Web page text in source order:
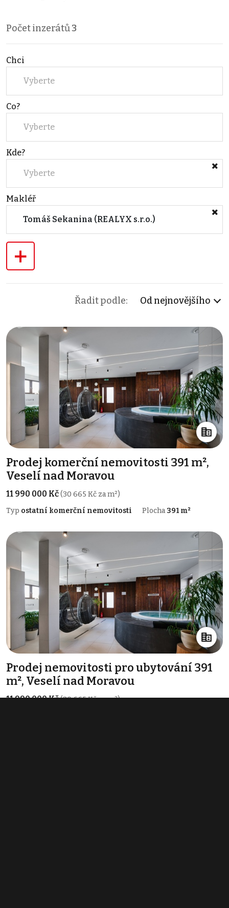
Počet inzerátů3
Chci
Vyberte
Co?
Vyberte
Kde?
Vyberte
Makléř
Tomáš Sekanina (REALYX s.r.o.)
+
Řadit podle: Od nejnovějšího
Prodej komerční nemovitosti 391 m²,
Veselí nad Moravou
11 990 000 Kč(30 665 Kč za m²)
Typ ostatní komerční nemovitosti Plocha 391 m²
Prodej nemovitosti pro ubytování 391
m², Veselí nad Moravou
11 990 000 Kč(30 665 Kč za m²)